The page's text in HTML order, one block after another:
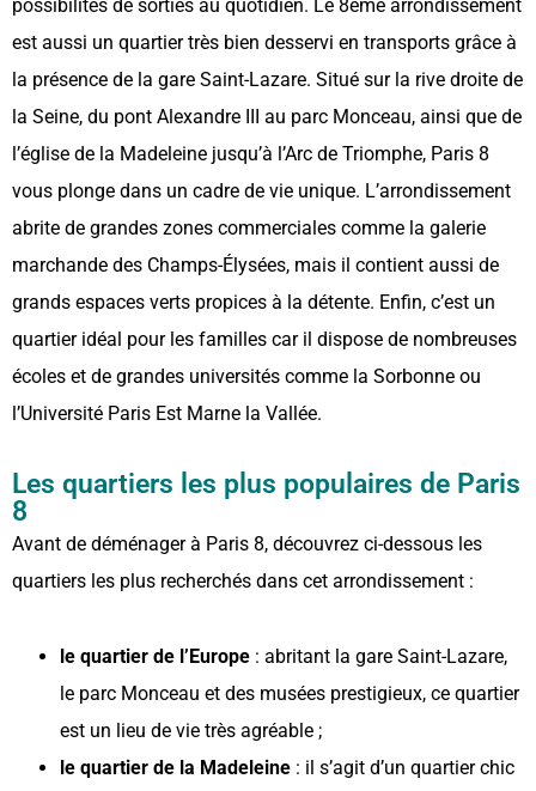
possibilités de sorties au quotidien. Le 8ème arrondissement
est aussi un quartier très bien desservi en transports grâce à
la présence de la gare Saint-Lazare. Situé sur la rive droite de
la Seine, du pont Alexandre III au parc Monceau, ainsi que de
l’église de la Madeleine jusqu’à l’Arc de Triomphe, Paris 8
vous plonge dans un cadre de vie unique. L’arrondissement
abrite de grandes zones commerciales comme la galerie
marchande des Champs-Élysées, mais il contient aussi de
grands espaces verts propices à la détente. Enfin, c’est un
quartier idéal pour les familles car il dispose de nombreuses
écoles et de grandes universités comme la Sorbonne ou
l’Université Paris Est Marne la Vallée.
Les quartiers les plus populaires de Paris
8
Avant de déménager à Paris 8, découvrez ci-dessous les
quartiers les plus recherchés dans cet arrondissement :
le quartier de l’Europe : abritant la gare Saint-Lazare,
le parc Monceau et des musées prestigieux, ce quartier
est un lieu de vie très agréable ;
le quartier de la Madeleine : il s’agit d’un quartier chic